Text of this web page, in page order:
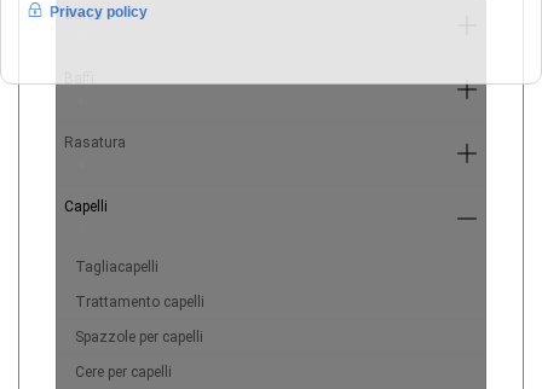
Barba
Rasatura
Capelli
Tagliacapelli
Trattamento capelli
Spazzole per capelli
Cere per capelli